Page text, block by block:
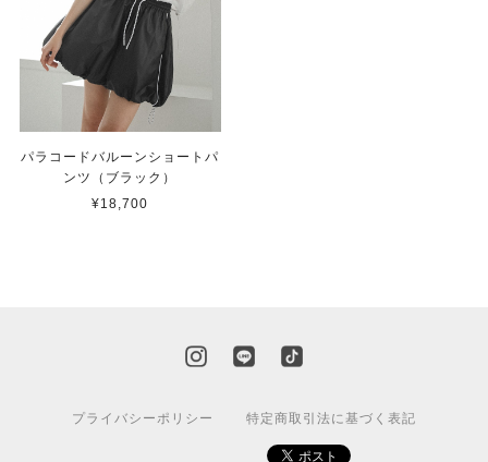
パラコードバルーンショートパ
ンツ（ブラック）
¥18,700
プライバシーポリシー 特定商取引法に基づく表記